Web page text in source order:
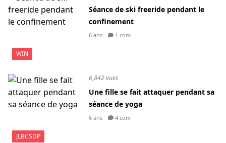
WIN
Séance de ski freeride pendant le
confinement
6 ans 1 com
JLBCSDP
6,842 vues
Une fille se fait attaquer pendant sa
séance de yoga
6 ans 4 com